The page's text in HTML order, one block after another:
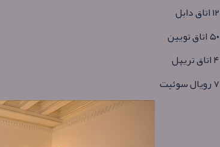
۱۲ اتاق دابل
۵۰ اتاق تویین
۴ اتاق تریپل
۷ رویال سوئیت